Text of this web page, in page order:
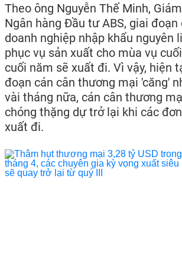
Theo ông Nguyễn Thế Minh,
Ngân hàng Đầu tư ABS, giai
doanh nghiệp nhập khẩu nguyên
phục vụ sản xuất cho mùa vụ
cuối năm sẽ xuất đi. Vì vậy, hiện
đoạn cán cân thương mại 'căng'
vài tháng nữa, cán cân thương
chóng thặng dự trở lại khi các
xuất đi.